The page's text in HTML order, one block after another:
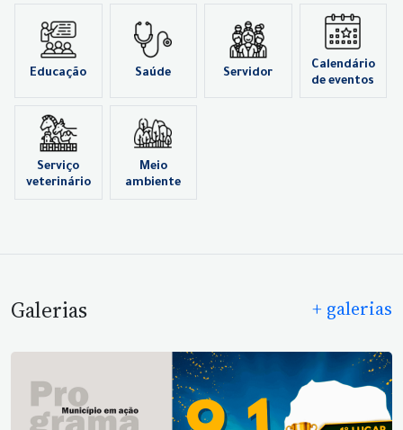
Educação Saúde Servidor
Calendário
de eventos
Serviço
veterinário
Meio
ambiente
Galerias + galerias